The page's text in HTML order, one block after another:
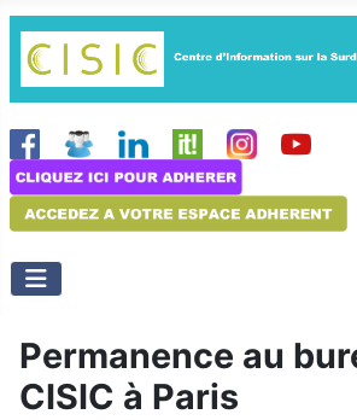
Permanence au
CISIC à Paris